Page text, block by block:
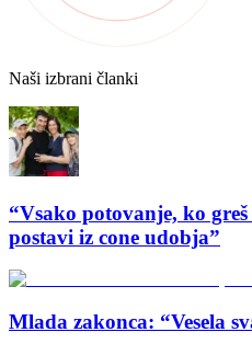
Naši izbrani članki
“Vsako potovanje, ko
postavi iz cone udobja”
Mlada zakonca: “Vesela